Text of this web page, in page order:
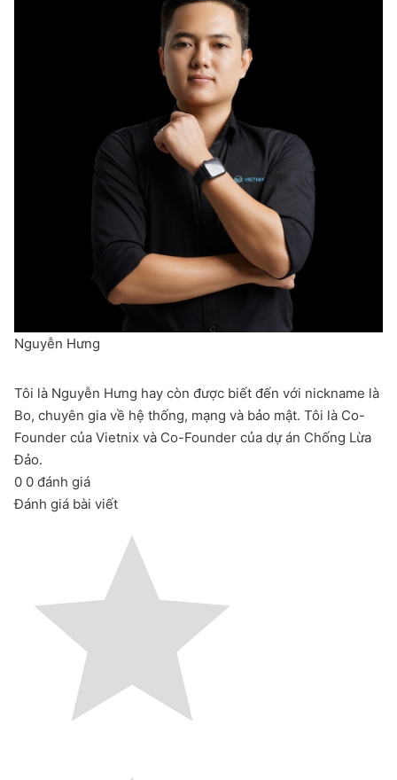
Nguyễn Hưng
Tôi là Nguyễn Hưng hay còn được biết đến với nickname là
Bo, chuyên gia về hệ thống, mạng và bảo mật. Tôi là Co-
Founder của Vietnix và Co-Founder của dự án Chống Lừa
Đảo.
0 0 đánh giá
Đánh giá bài viết